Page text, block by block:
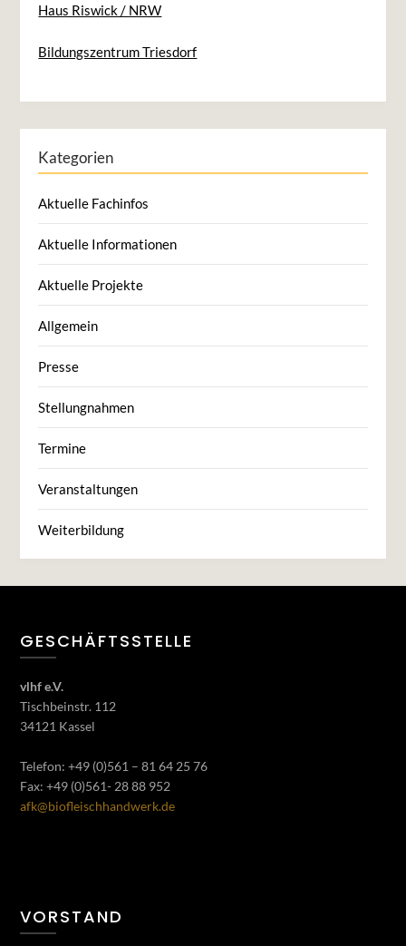
Haus Riswick / NRW
Bildungszentrum Triesdorf
Kategorien
Aktuelle Fachinfos
Aktuelle Informationen
Aktuelle Projekte
Allgemein
Presse
Stellungnahmen
Termine
Veranstaltungen
Weiterbildung
GESCHÄFTSSTELLE
vlhf e.V.
Tischbeinstr. 112
34121 Kassel
Telefon: +49 (0)561 – 81 64 25 76
Fax: +49 (0)561- 28 88 952
afk@biofleischhandwerk.de
VORSTAND